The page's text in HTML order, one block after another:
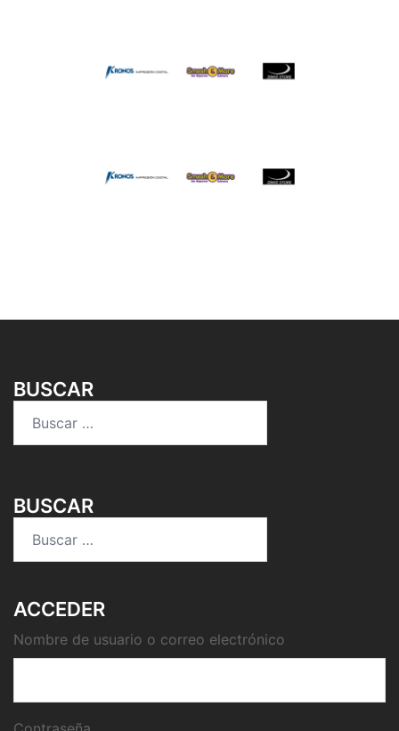
BUSCAR
BUSCAR
ACCEDER
Nombre de usuario o correo electrónico